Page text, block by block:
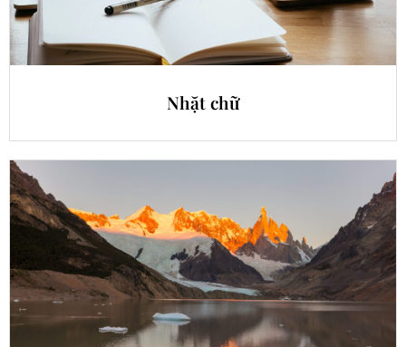
Nhặt chữ